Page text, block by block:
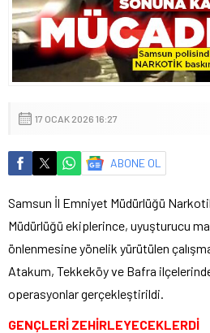
17 OCAK 2026 16:27
ABONE OL
Samsun İl Emniyet Müdürlüğü
Müdürlüğü ekiplerince, uyuşturucu
önlenmesine yönelik yürütülen
Atakum, Tekkeköy ve Bafra
operasyonlar gerçekleştirildi.
GENÇLERİ ZEHİRLEYECEKLERDİ